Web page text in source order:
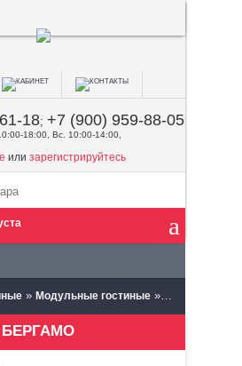
18; +7 (900) 959-88-05
18:00, Вс. 10:00-14:00,
или зарегистрируйтесь
» Модульные гостиные » Браво Мебель